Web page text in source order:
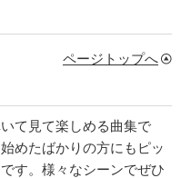
ページトップへ
て見て楽しめる曲集で
めたばかりの方にもピッ
す。様々なシーンでぜひ